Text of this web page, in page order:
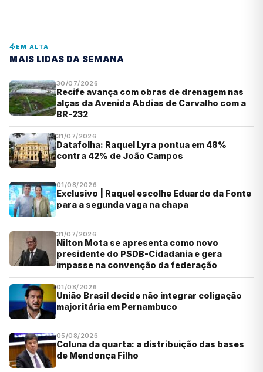
EM ALTA
MAIS LIDAS DA SEMANA
30/07/2026
Recife avança com obras de drenagem nas
alças da Avenida Abdias de Carvalho com a
BR-232
31/07/2026
Datafolha: Raquel Lyra pontua em 48%
contra 42% de João Campos
01/08/2026
Exclusivo | Raquel escolhe Eduardo da Fonte
para a segunda vaga na chapa
31/07/2026
Nilton Mota se apresenta como novo
presidente do PSDB-Cidadania e gera
impasse na convenção da federação
01/08/2026
União Brasil decide não integrar coligação
majoritária em Pernambuco
05/08/2026
Coluna da quarta: a distribuição das bases
de Mendonça Filho